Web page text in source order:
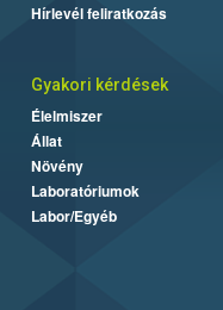
Hírlevél feliratkozás
Gyakori kérdések
Élelmiszer
Állat
Növény
Laboratóriumok
Labor/Egyéb